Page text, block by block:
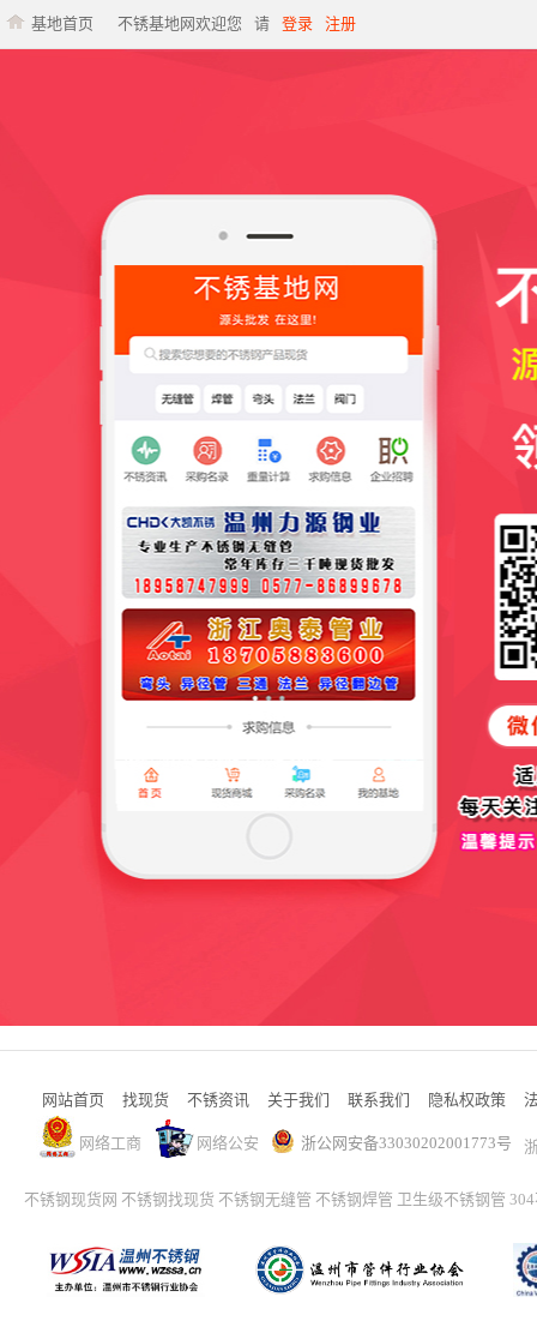
基地首页 不锈基地网欢迎您 请 登录 注册
网站首页 找现货 不锈资讯 关于我们 联系我们 隐私权政策
网络工商 网络公安 浙公网安备33030202001773号
不锈钢现货网 不锈钢找现货 不锈钢无缝管 不锈钢焊管 卫生级不锈钢管